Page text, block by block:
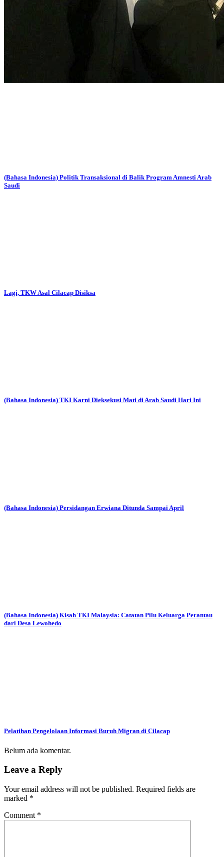
(Bahasa Indonesia) Politik Transaksional di Balik Program Amnesti Arab
Saudi
Lagi, TKW Asal Cilacap Disiksa
(Bahasa Indonesia) TKI Karni Dieksekusi Mati di Arab Saudi Hari Ini
(Bahasa Indonesia) Persidangan Erwiana Ditunda Sampai April
(Bahasa Indonesia) Kisah TKI Malaysia: Catatan Pilu Keluarga Perantau
dari Desa Lewohedo
Pelatihan Pengelolaan Informasi Buruh Migran di Cilacap
Belum ada komentar.
Leave a Reply
Your email address will not be published. Required fields are
marked *
Comment *